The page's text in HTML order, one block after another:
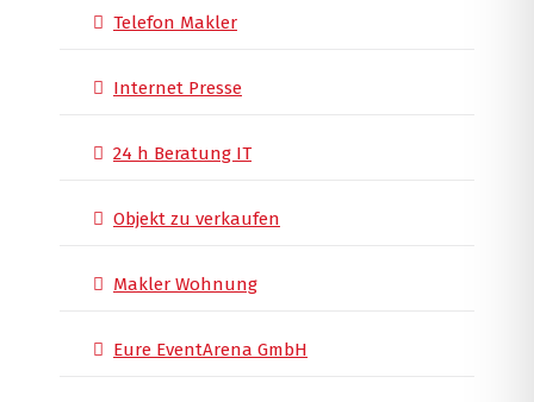
Telefon Makler
Internet Presse
24 h Beratung IT
Objekt zu verkaufen
Makler Wohnung
Eure EventArena GmbH